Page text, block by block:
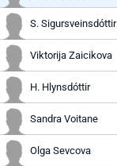
S. Sigursveinsdóttir
Viktorija Zaicikova
H. Hlynsdóttir
Sandra Voitane
Olga Sevcova